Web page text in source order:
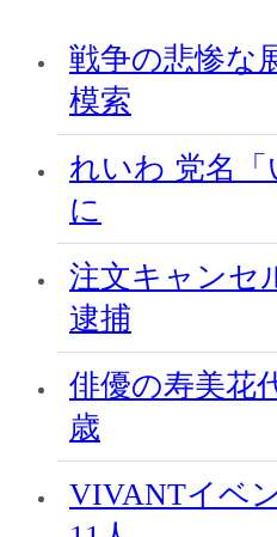
戦争の悲惨な
模索
れいわ 党名「
に
注文キャンセ
逮捕
俳優の寿美花
歳
VIVANTイベ